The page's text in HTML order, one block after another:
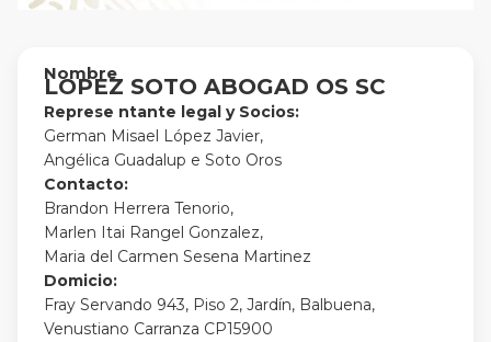
Nombre
LOPEZ SOTO ABOGAD OS SC
Represe ntante legal y Socios:
German Misael López Javier,
Angélica Guadalup e Soto Oros
Contacto:
Brandon Herrera Tenorio,
Marlen Itai Rangel Gonzalez,
Maria del Carmen Sesena Martinez
Domicio:
Fray Servando 943, Piso 2, Jardín, Balbuena,
Venustiano Carranza CP15900